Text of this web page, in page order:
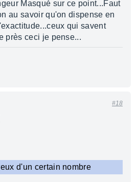
Masqué sur ce point...Faut
au savoir qu'on dispense en
qui savent
près ceci je pense...
#18
d'un certain nombre